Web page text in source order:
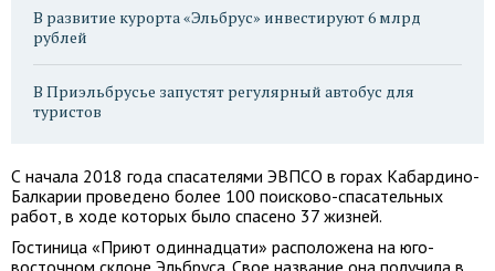
В развитие курорта «Эльбрус» инвестируют 6 млрд
рублей
В Приэльбрусье запустят регулярный автобус для
туристов
С начала 2018 года спасателями ЭВПСО в горах Кабардино-
Балкарии проведено более 100 поисково-спасательных
работ, в ходе которых было спасено 37 жизней.
Гостиница «Приют одиннадцати» расположена на юго-